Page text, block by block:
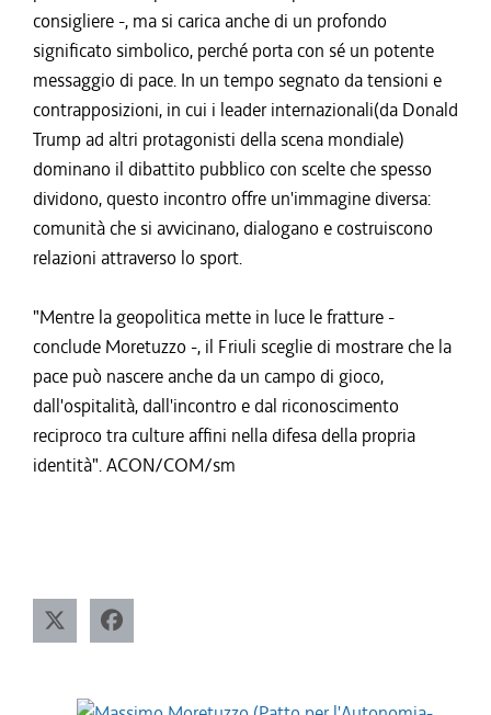
consigliere -, ma si carica anche di un profondo
significato simbolico, perché porta con sé un potente
messaggio di pace. In un tempo segnato da tensioni e
contrapposizioni, in cui i leader internazionali(da Donald
Trump ad altri protagonisti della scena mondiale)
dominano il dibattito pubblico con scelte che spesso
dividono, questo incontro offre un'immagine diversa:
comunità che si avvicinano, dialogano e costruiscono
relazioni attraverso lo sport.
"Mentre la geopolitica mette in luce le fratture -
conclude Moretuzzo -, il Friuli sceglie di mostrare che la
pace può nascere anche da un campo di gioco,
dall'ospitalità, dall'incontro e dal riconoscimento
reciproco tra culture affini nella difesa della propria
identità". ACON/COM/sm